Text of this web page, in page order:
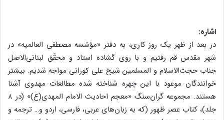
اشاره:
در بعد از ظهر یک روز کاری، به دفتر «مؤسّسه مصطفی العالمیه» در
شهر مقدس قم رفتیم و با روی گشاده استاد و محقّق لبنانی‌الاصل
جناب حجت‌الاسلام و المسلمین شیخ علی کورانی مواجه شدیم. بیشتر
خوانندگان موعود با این چهره شناخته شده مطالعات مهدوی آشنا
هستند. مجموعه گران‌سنگ «معجم احادیث الامام المهدی(ع)» (در ۸
جلد)، کتاب عصر ظهور (که به زبان‌های عربی، فارسی، اردو و… ترجمه و